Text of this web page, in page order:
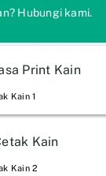
FAQs
Hubungi kami.
Print Kain
Kain 1
Kain
Kain 2